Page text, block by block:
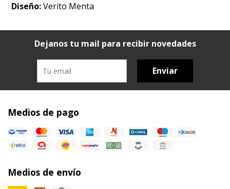
Diseño:Verito Menta
Dejanos tu mail para recibir novedades
Enviar
Medios de pago
Medios de envío